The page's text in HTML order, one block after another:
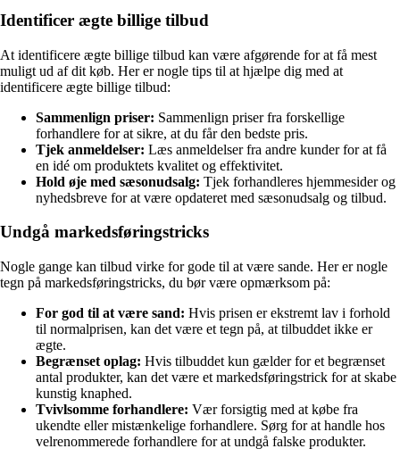
Identificer ægte billige tilbud
At identificere ægte billige tilbud kan være afgørende for at få mest
muligt ud af dit køb. Her er nogle tips til at hjælpe dig med at
identificere ægte billige tilbud:
Sammenlign priser: Sammenlign priser fra forskellige
forhandlere for at sikre, at du får den bedste pris.
Tjek anmeldelser: Læs anmeldelser fra andre kunder for at få
en idé om produktets kvalitet og effektivitet.
Hold øje med sæsonudsalg: Tjek forhandleres hjemmesider og
nyhedsbreve for at være opdateret med sæsonudsalg og tilbud.
Undgå markedsføringstricks
Nogle gange kan tilbud virke for gode til at være sande. Her er nogle
tegn på markedsføringstricks, du bør være opmærksom på:
For god til at være sand: Hvis prisen er ekstremt lav i forhold
til normalprisen, kan det være et tegn på, at tilbuddet ikke er
ægte.
Begrænset oplag: Hvis tilbuddet kun gælder for et begrænset
antal produkter, kan det være et markedsføringstrick for at skabe
kunstig knaphed.
Tvivlsomme forhandlere: Vær forsigtig med at købe fra
ukendte eller mistænkelige forhandlere. Sørg for at handle hos
velrenommerede forhandlere for at undgå falske produkter.